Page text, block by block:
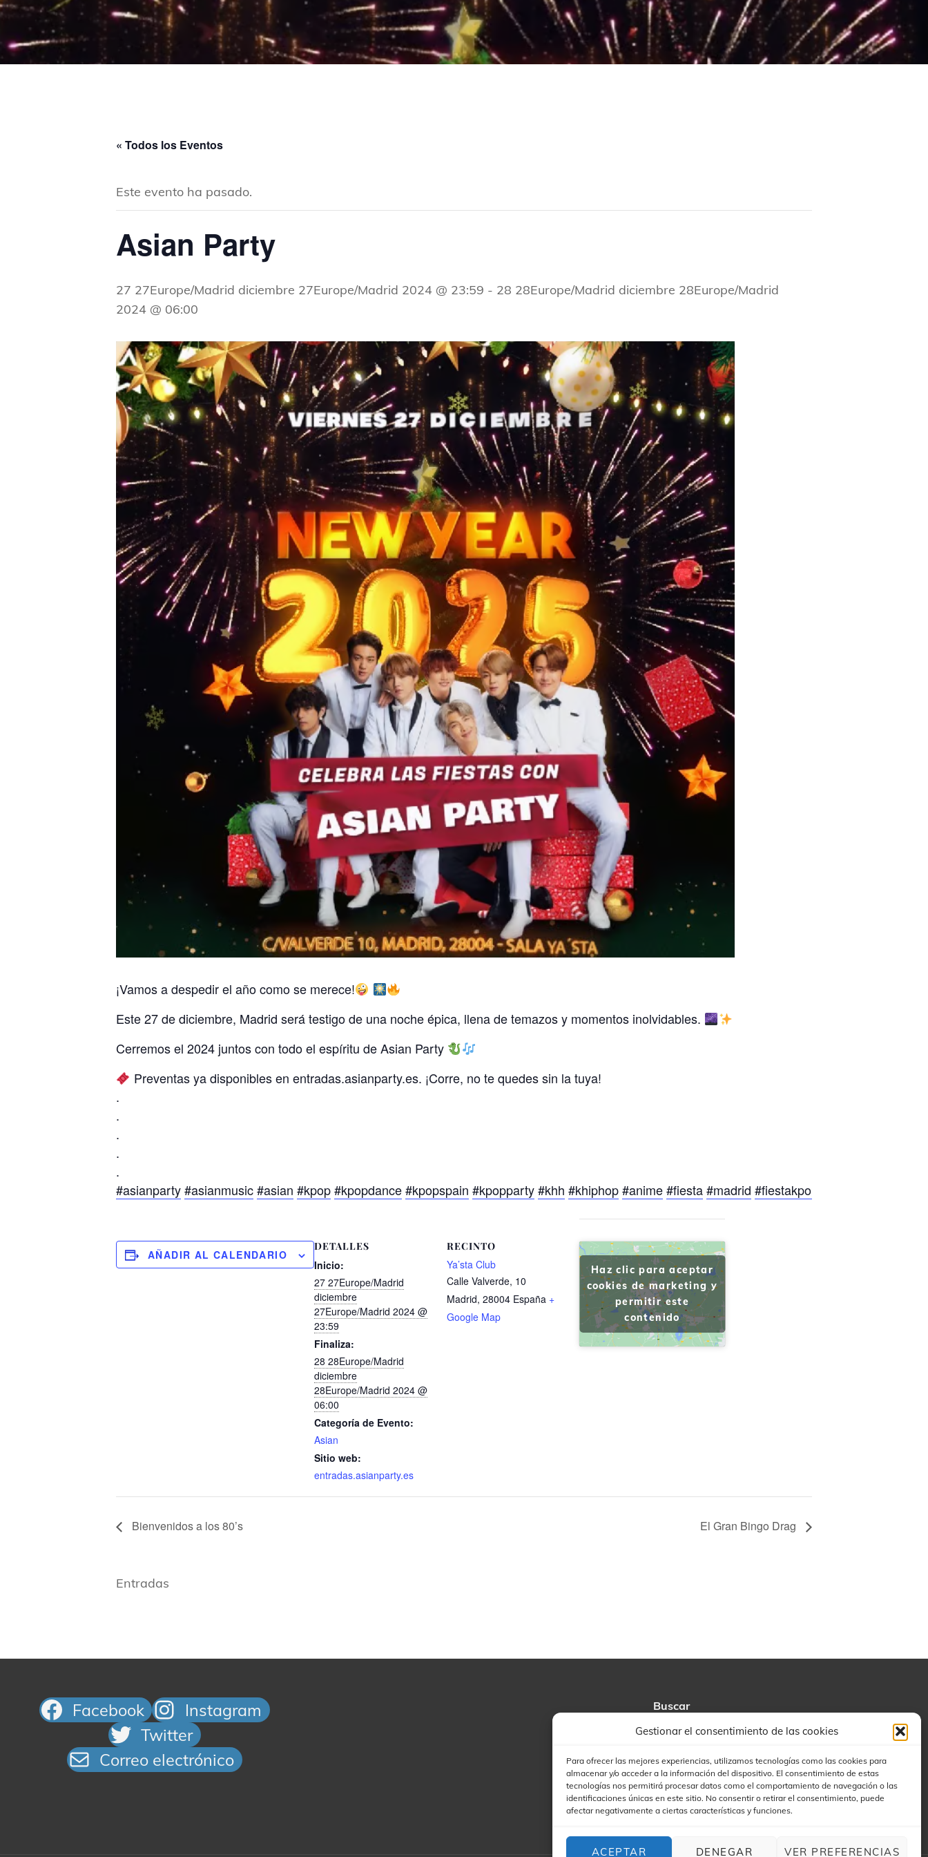
Gestionar el consentimiento de las cookies
Para ofrecer las mejores experiencias, utilizamos tecnologías como las cookies para
almacenar y/o acceder a la información del dispositivo. El consentimiento de estas
tecnologías nos permitirá procesar datos como el comportamiento de navegación o las
identificaciones únicas en este sitio. No consentir o retirar el consentimiento, puede
afectar negativamente a ciertas características y funciones.
ACEPTAR DENEGAR VER PREFERENCIAS
« Todos los Eventos
Este evento ha pasado.
Asian Party
27 27Europe/Madrid diciembre 27Europe/Madrid 2024 @ 23:59 - 28 28Europe/Madrid diciembre 28Europe/Madrid
2024 @ 06:00
¡Vamos a despedir el año como se merece!
Este 27 de diciembre, Madrid será testigo de una noche épica, llena de temazos y momentos inolvidables.
Cerremos el 2024 juntos con todo el espíritu de Asian Party
Preventas ya disponibles en entradas.asianparty.es. ¡Corre, no te quedes sin la tuya!
.
.
.
.
.
#asianparty#asianmusic#asian #kpop#kpopdance#kpopspain #kpopparty#khh #khiphop#anime#fiesta#madrid #fiestakpop
AÑADIR AL CALENDARIO
DETALLES
Inicio:
27 27Europe/Madrid
diciembre
27Europe/Madrid 2024 @
23:59
Finaliza:
28 28Europe/Madrid
diciembre
28Europe/Madrid 2024 @
06:00
Categoría de Evento:
Asian
Sitio web:
entradas.asianparty.es
RECINTO
Ya’sta Club
Calle Valverde, 10
Madrid, 28004 España +
Google Map
Haz clic para aceptar
cookies de marketing y
permitir este
contenido
Bienvenidos a los 80’s El Gran Bingo Drag
Entradas
Facebook
Instagram
Twitter
Correo electrónico
Buscar